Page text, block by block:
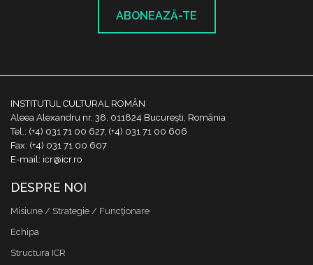
ABONEAZĂ-TE
INSTITUTUL CULTURAL ROMÂN
Aleea Alexandru nr. 38, 011824 București, România
Tel.: (+4) 031 71 00 627, (+4) 031 71 00 606
Fax: (+4) 031 71 00 607
E-mail: icr@icr.ro
DESPRE NOI
Misiune / Strategie / Funcţionare
Echipa
Structura ICR